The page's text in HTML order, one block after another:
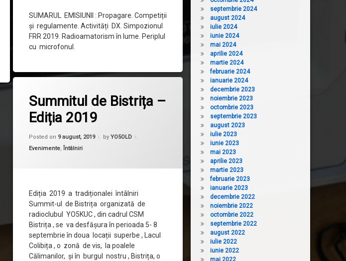
– 11.08.2019
SUMARUL EMISIUNII : Propagare. Competiții
și regulamente. Activități DX. Simpozionul
FRR 2019. Radioamatorism în lume. Periplul
cu microfonul.
Summitul de Bistrița –
Ediția 2019
Posted on 9 august, 2019
Updated on
byYO5OLD
Categorii:
Evenimente,Întâlniri
Ediția 2019 a tradiționalei întâlniri
Summit-ul de Bistrița organizată de
radioclubul YO5KUC , din cadrul CSM
Bistrița , se va desfășura în perioada 5- 8
septembrie în doua locații superbe , Lacul
Colibița , o zonă de vis, la poalele
Călimanilor, și în burgul nostru , Bistrița, o
septembrie 2024
august 2024
iulie 2024
iunie 2024
mai 2024
aprilie 2024
martie 2024
februarie 2024
ianuarie 2024
decembrie 2023
noiembrie 2023
octombrie 2023
septembrie 2023
august 2023
iulie 2023
iunie 2023
mai 2023
aprilie 2023
martie 2023
februarie 2023
ianuarie 2023
decembrie 2022
noiembrie 2022
octombrie 2022
septembrie 2022
august 2022
iulie 2022
iunie 2022
mai 2022